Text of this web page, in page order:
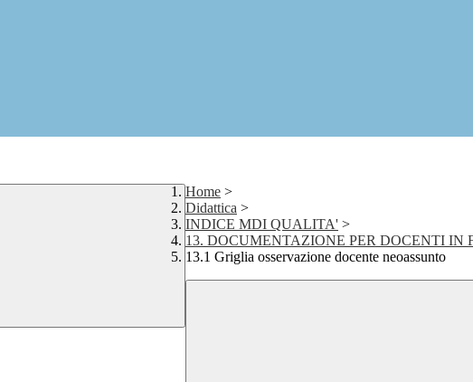
Home >
Didattica >
INDICE MDI QUALITA' >
13. DOCUMENTAZIONE PER DOCENTI IN
13.1 Griglia osservazione docente neoassunto